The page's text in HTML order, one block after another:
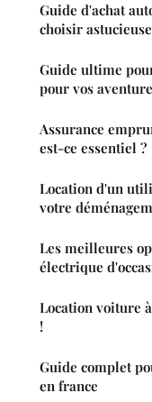
Guide d'achat
choisir
Guide ultime
pour vos
Assurance
est-ce essentiel ?
Location d'un
votre
Les meilleures
électrique
Location voiture
!
Guide complet
en france